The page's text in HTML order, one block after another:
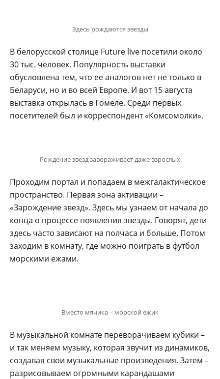
Здесь рождаются звезды
В белорусской столице Future live посетили около
30 тыс. человек. Популярность выставки
обусловлена тем, что ее аналогов нет не только в
Беларуси, но и во всей Европе. И вот 15 августа
выставка открылась в Гомеле. Среди первых
посетителей был и корреспондент «Комсомолки».
Рождение звезд завораживает даже взрослых
Проходим портал и попадаем в межгалактическое
пространство. Первая зона активации –
«Зарождение звезд». Здесь мы узнаем от начала до
конца о процессе появления звезды. Говорят, дети
здесь часто зависают на полчаса и больше. Потом
заходим в комнату, где можно поиграть в футбол
морскими ежами.
Вместо мячика – морской ежик
В музыкальной комнате переворачиваем кубики –
и так меняем музыку, которая звучит из динамиков,
создавая свои музыкальные произведения. Затем –
разрисовываем огромными карандашами